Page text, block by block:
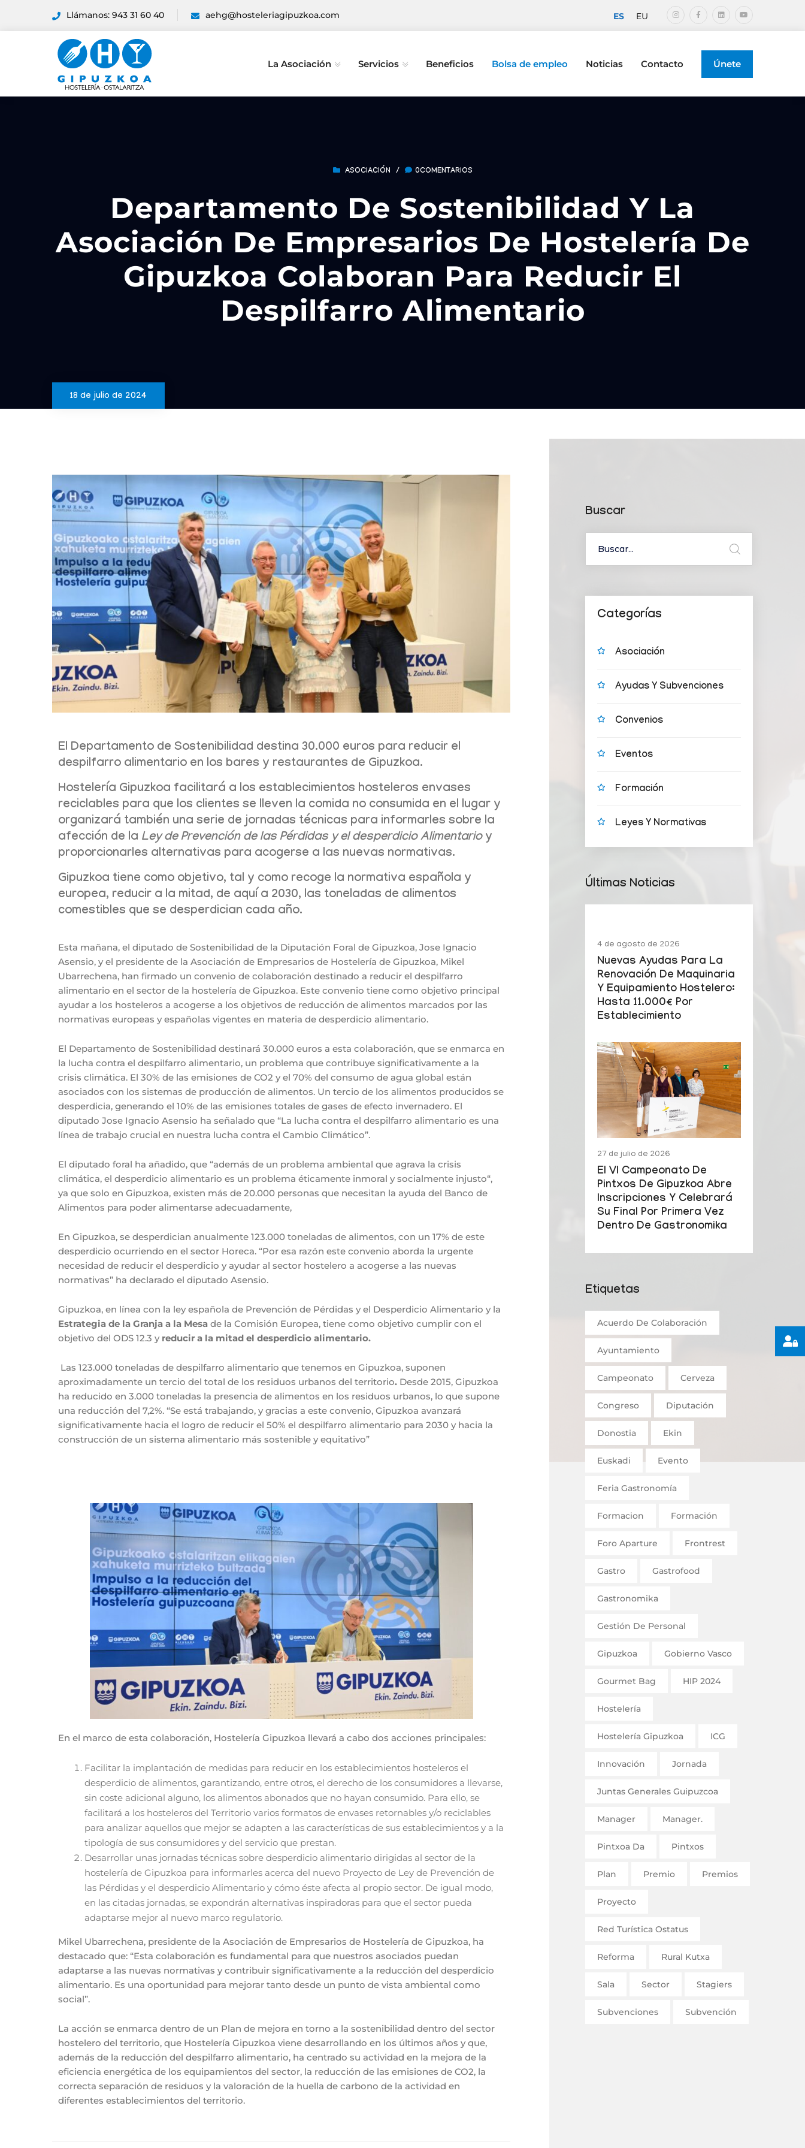
Llámanos: 943 31 60 40 aehg@hosteleriagipuzkoa.com ES EU
La Asociación Servicios Beneficios Bolsa de empleo Noticias Contacto Únete
ASOCIACIÓN / 0COMENTARIOS
Departamento De Sostenibilidad Y La
Asociación De Empresarios De Hostelería De
Gipuzkoa Colaboran Para Reducir El
Despilfarro Alimentario
18 de julio de 2024
El Departamento de Sostenibilidad destina 30.000 euros para reducir el
despilfarro alimentario en los bares y restaurantes de Gipuzkoa.
Hostelería Gipuzkoa facilitará a los establecimientos hosteleros envases
reciclables para que los clientes se lleven la comida no consumida en el lugar y
organizará también una serie de jornadas técnicas para informarles sobre la
afección de la Ley de Prevención de las Pérdidas y el desperdicio Alimentario y
proporcionarles alternativas para acogerse a las nuevas normativas.
Gipuzkoa tiene como objetivo, tal y como recoge la normativa española y
europea, reducir a la mitad, de aquí a 2030, las toneladas de alimentos
comestibles que se desperdician cada año.
Esta mañana, el diputado de Sostenibilidad de la Diputación Foral de Gipuzkoa, Jose Ignacio
Asensio, y el presidente de la Asociación de Empresarios de Hostelería de Gipuzkoa, Mikel
Ubarrechena, han firmado un convenio de colaboración destinado a reducir el despilfarro
alimentario en el sector de la hostelería de Gipuzkoa. Este convenio tiene como objetivo principal
ayudar a los hosteleros a acogerse a los objetivos de reducción de alimentos marcados por las
normativas europeas y españolas vigentes en materia de desperdicio alimentario.
El Departamento de Sostenibilidad destinará 30.000 euros a esta colaboración, que se enmarca en
la lucha contra el despilfarro alimentario, un problema que contribuye significativamente a la
crisis climática. El 30% de las emisiones de CO2 y el 70% del consumo de agua global están
asociados con los sistemas de producción de alimentos. Un tercio de los alimentos producidos se
desperdicia, generando el 10% de las emisiones totales de gases de efecto invernadero. El
diputado Jose Ignacio Asensio ha señalado que “La lucha contra el despilfarro alimentario es una
línea de trabajo crucial en nuestra lucha contra el Cambio Climático”.
El diputado foral ha añadido, que “además de un problema ambiental que agrava la crisis
climática, el desperdicio alimentario es un problema éticamente inmoral y socialmente injusto“,
ya que solo en Gipuzkoa, existen más de 20.000 personas que necesitan la ayuda del Banco de
Alimentos para poder alimentarse adecuadamente,
En Gipuzkoa, se desperdician anualmente 123.000 toneladas de alimentos, con un 17% de este
desperdicio ocurriendo en el sector Horeca. “Por esa razón este convenio aborda la urgente
necesidad de reducir el desperdicio y ayudar al sector hostelero a acogerse a las nuevas
normativas” ha declarado el diputado Asensio.
Gipuzkoa, en línea con la ley española de Prevención de Pérdidas y el Desperdicio Alimentario y la
Estrategia de la Granja a la Mesa de la Comisión Europea, tiene como objetivo cumplir con el
objetivo del ODS 12.3 y reducir a la mitad el desperdicio alimentario.
Las 123.000 toneladas de despilfarro alimentario que tenemos en Gipuzkoa, suponen
aproximadamente un tercio del total de los residuos urbanos del territorio. Desde 2015, Gipuzkoa
ha reducido en 3.000 toneladas la presencia de alimentos en los residuos urbanos, lo que supone
una reducción del 7,2%. “Se está trabajando, y gracias a este convenio, Gipuzkoa avanzará
significativamente hacia el logro de reducir el 50% el despilfarro alimentario para 2030 y hacia la
construcción de un sistema alimentario más sostenible y equitativo”
En el marco de esta colaboración, Hostelería Gipuzkoa llevará a cabo dos acciones principales:
Facilitar la implantación de medidas para reducir en los establecimientos hosteleros el
desperdicio de alimentos, garantizando, entre otros, el derecho de los consumidores a llevarse,
sin coste adicional alguno, los alimentos abonados que no hayan consumido. Para ello, se
facilitará a los hosteleros del Territorio varios formatos de envases retornables y/o reciclables
para analizar aquellos que mejor se adapten a las características de sus establecimientos y a la
tipología de sus consumidores y del servicio que prestan.
Desarrollar unas jornadas técnicas sobre desperdicio alimentario dirigidas al sector de la
hostelería de Gipuzkoa para informarles acerca del nuevo Proyecto de Ley de Prevención de
las Pérdidas y el desperdicio Alimentario y cómo éste afecta al propio sector. De igual modo,
en las citadas jornadas, se expondrán alternativas inspiradoras para que el sector pueda
adaptarse mejor al nuevo marco regulatorio.
Mikel Ubarrechena, presidente de la Asociación de Empresarios de Hostelería de Gipuzkoa, ha
destacado que: “Esta colaboración es fundamental para que nuestros asociados puedan
adaptarse a las nuevas normativas y contribuir significativamente a la reducción del desperdicio
alimentario. Es una oportunidad para mejorar tanto desde un punto de vista ambiental como
social”.
La acción se enmarca dentro de un Plan de mejora en torno a la sostenibilidad dentro del sector
hostelero del territorio, que Hostelería Gipuzkoa viene desarrollando en los últimos años y que,
además de la reducción del despilfarro alimentario, ha centrado su actividad en la mejora de la
eficiencia energética de los equipamientos del sector, la reducción de las emisiones de CO2, la
correcta separación de residuos y la valoración de la huella de carbono de la actividad en
diferentes establecimientos del territorio.
Buscar
Categorías
Asociación
Ayudas Y Subvenciones
Convenios
Eventos
Formación
Leyes Y Normativas
Últimas Noticias
4 de agosto de 2026
Nuevas Ayudas Para La
Renovación De Maquinaria
Y Equipamiento Hostelero:
Hasta 11.000€ Por
Establecimiento
27 de julio de 2026
El VI Campeonato De
Pintxos De Gipuzkoa Abre
Inscripciones Y Celebrará
Su Final Por Primera Vez
Dentro De Gastronomika
Etiquetas
Acuerdo De Colaboración
Ayuntamiento
Campeonato Cerveza
Congreso Diputación
Donostia Ekin
Euskadi Evento
Feria Gastronomía
Formacion Formación
Foro Aparture Frontrest
Gastro Gastrofood
Gastronomika
Gestión De Personal
Gipuzkoa Gobierno Vasco
Gourmet Bag HIP 2024
Hostelería
Hostelería Gipuzkoa ICG
Innovación Jornada
Juntas Generales Guipuzcoa
Manager Manager.
Pintxoa Da Pintxos
Plan Premio Premios
Proyecto
Red Turística Ostatus
Reforma Rural Kutxa
Sala Sector Stagiers
Subvenciones Subvención